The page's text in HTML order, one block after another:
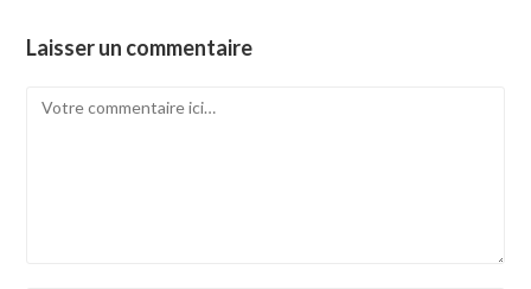
Laisser un commentaire
Comment